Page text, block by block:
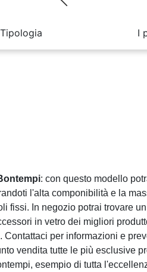
Tipologia I
: con questo modello
l'alta componibilità e la
fissi. In negozio potrai trovare
in vetro dei migliori
Contattaci per informazioni e
vendita tutte le più esclusive
esempio di tutta